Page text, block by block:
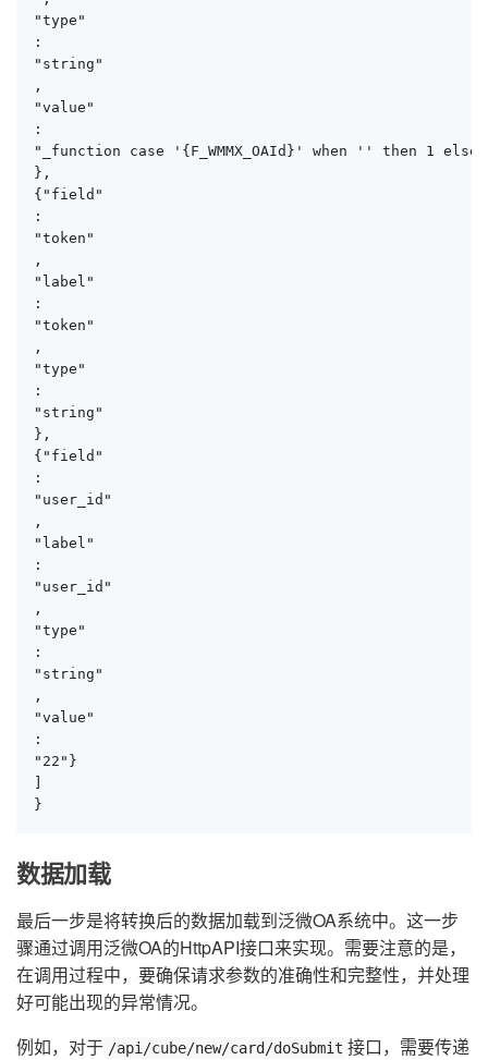
"type"
:
"string"
,
"value"
:
"_function case '{F_WMMX_OAId}' when '' then 1 else
},
{"field"
:
"token"
,
"label"
:
"token"
,
"type"
:
"string"
},
{"field"
:
"user_id"
,
"label"
:
"user_id"
,
"type"
:
"string"
,
"value"
:
"22"}
]
}
数据加载
最后一步是将转换后的数据加载到泛微OA系统中。这一步
骤通过调用泛微OA的HttpAPI接口来实现。需要注意的是，
在调用过程中，要确保请求参数的准确性和完整性，并处理
好可能出现的异常情况。
例如，对于 /api/cube/new/card/doSubmit 接口，需要传递